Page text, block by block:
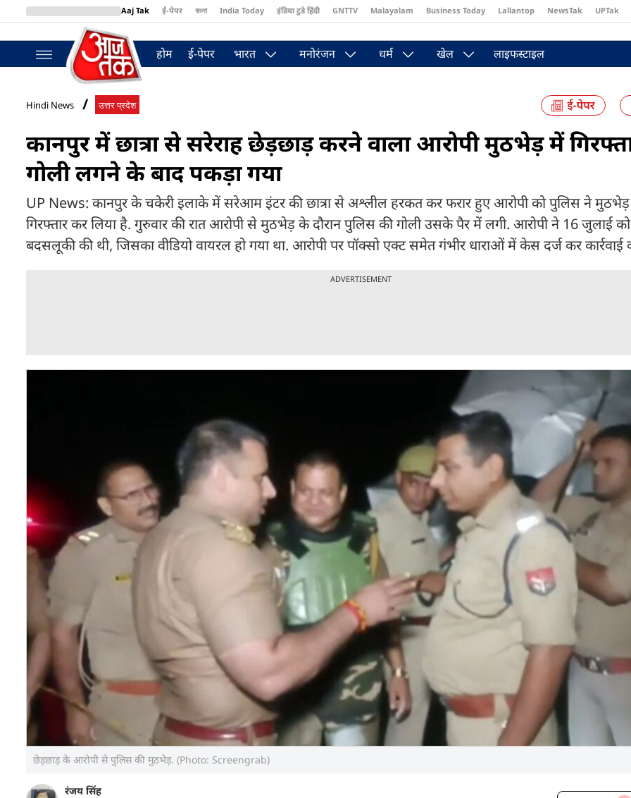
Aaj Tak ई-पेपर বাংলা India Today इंडिया टुडे हिंदी GNTTV Malayalam Business Today Lallantop NewsTak UPTak
BT Bazaar
होम ई-पेपर भारत मनोरंजन धर्म खेल लाइफस्टाइल
Hindi News उत्तर प्रदेश
कानपुर में छात्रा से सरेराह छेड़छाड़ करने वाला आरोपी मुठभेड़ में
गोली लगने के बाद पकड़ा गया
UP News: कानपुर के चकेरी इलाके में सरेआम इंटर की छात्रा से अश्लील हरकत कर फरार हुए आरोपी को पुलिस ने
गिरफ्तार कर लिया है. गुरुवार की रात आरोपी से मुठभेड़ के दौरान पुलिस की गोली उसके पैर में लगी. आरोपी ने 16 जुलाई को
बदसलूकी की थी, जिसका वीडियो वायरल हो गया था. आरोपी पर पॉक्सो एक्ट समेत गंभीर धाराओं में केस दर्ज कर कार्रवाई
ADVERTISEMENT
छेड़छाड़ के आरोपी से पुलिस की मुठभेड़. (Photo: Screengrab)
रंजय सिंह